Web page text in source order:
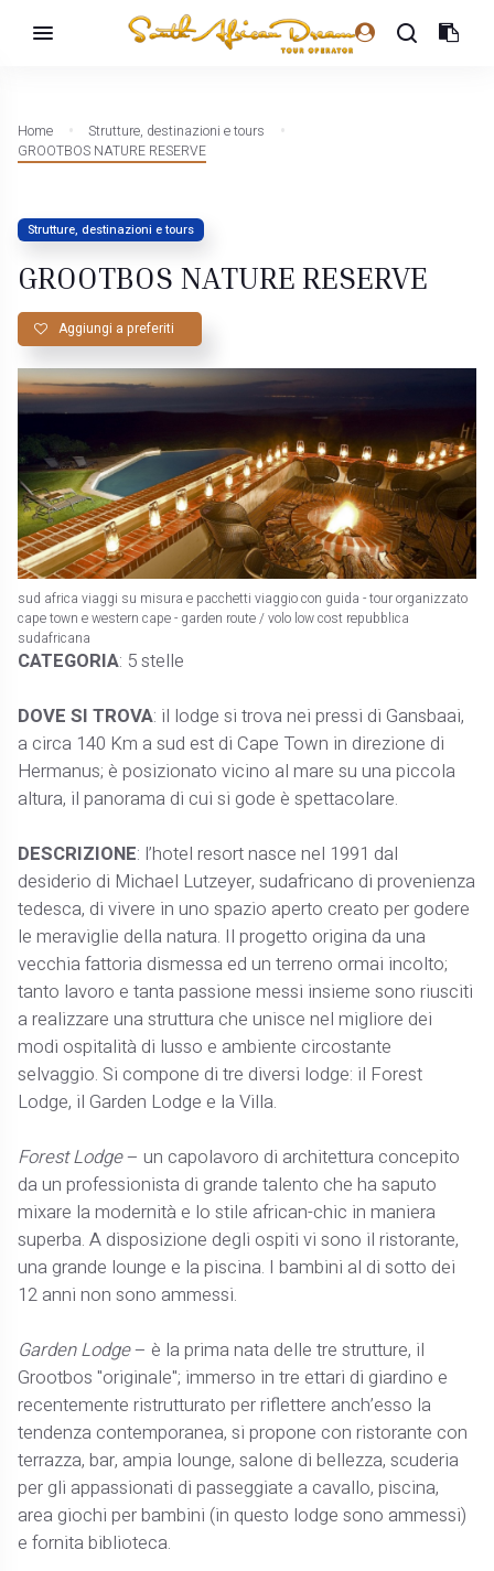
Home
Strutture, destinazioni e tours
GROOTBOS NATURE RESERVE
Strutture, destinazioni e tours
GROOTBOS NATURE RESERVE
Aggiungi a preferiti
sud africa viaggi su misura e pacchetti viaggio con guida - tour organizzato
cape town e western cape - garden route / volo low cost repubblica
sudafricana
CATEGORIA: 5 stelle
DOVE SI TROVA: il lodge si trova nei pressi di Gansbaai,
a circa 140 Km a sud est di Cape Town in direzione di
Hermanus; è posizionato vicino al mare su una piccola
altura, il panorama di cui si gode è spettacolare.
DESCRIZIONE: l’hotel resort nasce nel 1991 dal
desiderio di Michael Lutzeyer, sudafricano di provenienza
tedesca, di vivere in uno spazio aperto creato per godere
le meraviglie della natura. Il progetto origina da una
vecchia fattoria dismessa ed un terreno ormai incolto;
tanto lavoro e tanta passione messi insieme sono riusciti
a realizzare una struttura che unisce nel migliore dei
modi ospitalità di lusso e ambiente circostante
selvaggio. Si compone di tre diversi lodge: il Forest
Lodge, il Garden Lodge e la Villa.
Forest Lodge– un capolavoro di architettura concepito
da un professionista di grande talento che ha saputo
mixare la modernità e lo stile african-chic in maniera
superba. A disposizione degli ospiti vi sono il ristorante,
una grande lounge e la piscina. I bambini al di sotto dei
12 anni non sono ammessi.
Garden Lodge– è la prima nata delle tre strutture, il
Grootbos "originale"; immerso in tre ettari di giardino e
recentemente ristrutturato per riflettere anch’esso la
tendenza contemporanea, si propone con ristorante con
terrazza, bar, ampia lounge, salone di bellezza, scuderia
per gli appassionati di passeggiate a cavallo, piscina,
area giochi per bambini (in questo lodge sono ammessi)
e fornita biblioteca.